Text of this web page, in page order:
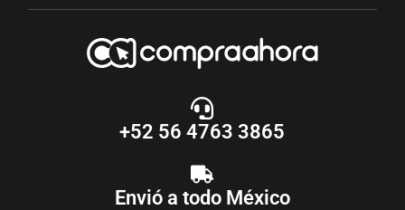
+52 56 4763 3865
Envió a todo México